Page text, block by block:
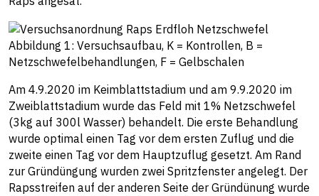
Abbildung 1: Versuchsaufbau, K = Kontrollen, B =
Netzschwefelbehandlungen, F = Gelbschalen
Am 4.9.2020 im Keimblattstadium und am 9.9.2020 im
Zweiblattstadium wurde das Feld mit 1% Netzschwefel
(3kg auf 300l Wasser) behandelt. Die erste Behandlung
wurde optimal einen Tag vor dem ersten Zuflug und die
zweite einen Tag vor dem Hauptzuflug gesetzt. Am Rand
zur Gründüngung wurden zwei Spritzfenster angelegt. Der
Rapsstreifen auf der anderen Seite der Gründünung wurde